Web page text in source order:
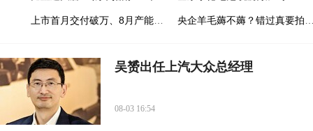
吴赟出任上汽大众总经理
08-03 16:54